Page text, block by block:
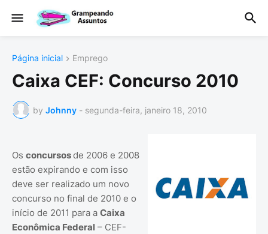
Página inicial Emprego
Caixa CEF: Concurso 2010
by Johnny - segunda-feira, janeiro 18, 2010
Os concursosde 2006 e 2008
estão expirando e com isso
deve ser realizado um novo
concurso no final de 2010 e o
início de 2011 para a Caixa
Econômica Federal – CEF-